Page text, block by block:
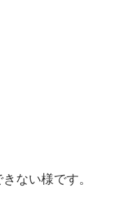
ない様です。